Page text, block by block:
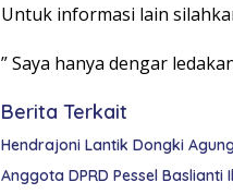
Untuk informasi lain
” Saya hanya dengar
Berita Terkait
Hendrajoni Lantik Dongki
Anggota DPRD Pessel